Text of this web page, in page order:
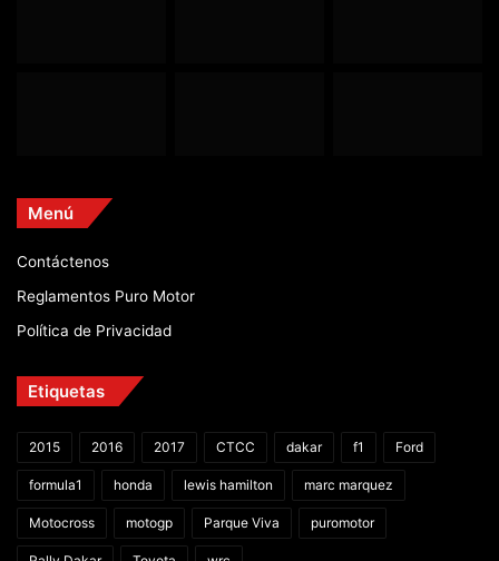
Menú
Contáctenos
Reglamentos Puro Motor
Política de Privacidad
Etiquetas
2015 2016 2017 CTCC dakar f1 Ford
formula1 honda lewis hamilton marc marquez
Motocross motogp Parque Viva puromotor